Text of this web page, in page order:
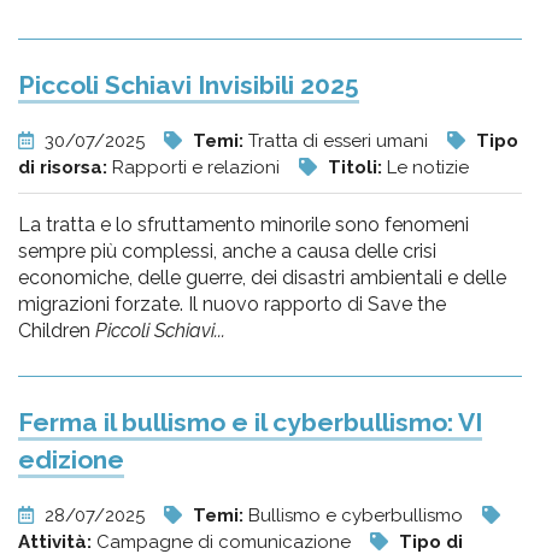
Piccoli Schiavi Invisibili 2025
30/07/2025 Temi: Tratta di esseri umani
Tipo
di risorsa: Rapporti e relazioni Titoli: Le notizie
La tratta e lo sfruttamento minorile sono fenomeni
sempre più complessi, anche a causa delle crisi
economiche, delle guerre, dei disastri ambientali e delle
migrazioni forzate. Il nuovo rapporto di Save the
Children Piccoli Schiavi...
Ferma il bullismo e il cyberbullismo: VI
edizione
28/07/2025 Temi: Bullismo e cyberbullismo
Attività: Campagne di comunicazione
Tipo di